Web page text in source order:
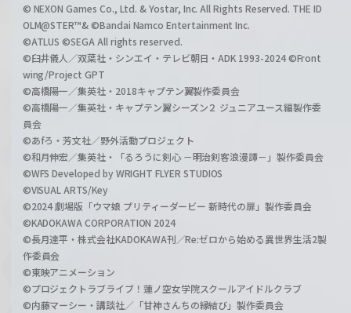
© NEXON Games Co., Ltd. & Yostar, Inc. All Rights Reserved. THE ID
OLM@STER™& ©Bandai Namco Entertainment Inc.
©ATLUS ©SEGA All rights reserved.
©臼井儀人／双葉社・シンエイ・テレビ朝日・ADK 1993-2024 ©Front
wing/Project GPT
©高橋陽一／集英社・2018キャプテン翼製作委員会
©高橋陽一／集英社・キャプテン翼シーズン２ ジュニアユース編製作委
員会
©あfろ・芳文社／野外活動プロジェクト
©和月伸宏／集英社・「るろうに剣心 －明治剣客浪漫譚－」製作委員会
©WFS Developed by WRIGHT FLYER STUDIOS
©VISUAL ARTS/Key
©2024 劇場版「ウマ娘 プリティーダービー 新時代の扉」製作委員会
©KADOKAWA CORPORATION 2024
©長月達平・株式会社KADOKAWA刊／Re:ゼロから始める異世界生活2製
作委員会
©東映アニメーション
©プロジェクトラブライブ！蓮ノ空女学院スクールアイドルクラブ
©内藤マーシー・講談社／「甘神さんちの縁結び」製作委員会